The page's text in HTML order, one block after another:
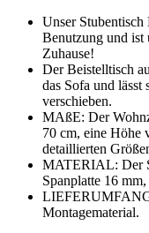
Unser
Benutzung und ist
Zuhause!
Der Beistelltisch
das Sofa und
verschieben.
MAßE: Der
70 cm, eine Höhe
detaillierten
MATERIAL: Der
Spanplatte 16
Montagematerial.